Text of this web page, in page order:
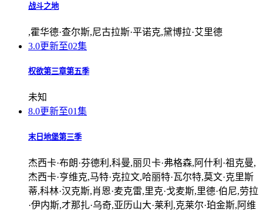
战斗之地
,霍华德·查尔斯,尼古拉斯·平诺克,黛博拉·艾里德
3.0更新至02集
权欲第三章第五季
未知
8.0更新至01集
末日地堡第三季
杰西卡·布朗·芬德利,科曼,丽贝卡·弗格森,阿什利·祖克曼,
杰西卡·亨维克,马特·克拉文,哈丽特·瓦尔特,莫文·克里斯
蒂,科林·汉克斯,肖恩·麦克雷,里克·戈麦斯,里德·伯尼,劳拉
·伊内斯,才那扎·乌奇,亚历山大·莱利,克莱尔·珀金斯,阿维